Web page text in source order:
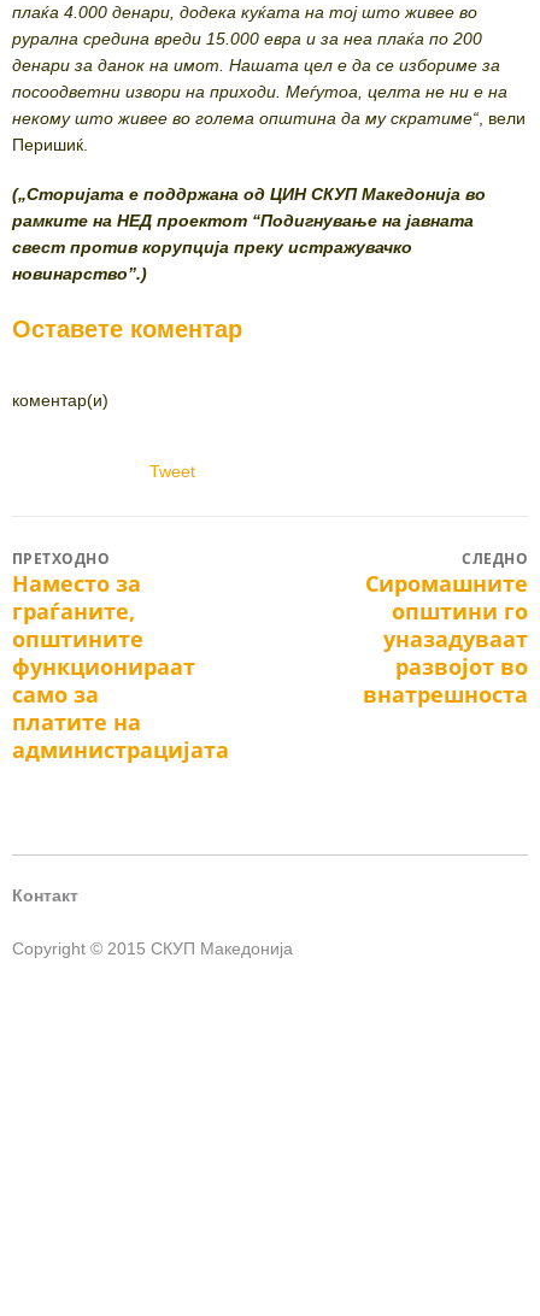
плаќа 4.000 денари, додека куќата на тој што живее во
рурална средина вреди 15.000 евра и за неа плаќа по 200
денари за данок на имот. Нашата цел е да се избориме за
посоодветни извори на приходи. Меѓутоа, целта не ни е на
некому што живее во голема општина да му скратиме“ , вели
Перишиќ.
(„Сторијата е поддржана од ЦИН СКУП Македонија во
рамките на НЕД проектот “Подигнување на јавната
свест против корупција преку истражувачко
новинарство”.)
Оставете коментар
коментар(и)
Tweet
Post
navigation
ПРЕТХОДНО
Previous
post:
Наместо за
граѓаните,
општините
функционираат
само за
платите на
администрацијата
СЛЕДНО
Next
Сиромашните
општини го
уназадуваат
развојот во
внатрешноста
Контакт
Copyright © 2015 СКУП Македонија